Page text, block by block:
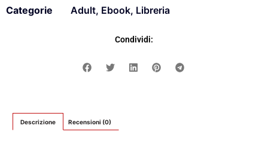
Categorie Adult, Ebook, Libreria
Condividi:
Descrizione Recensioni (0)